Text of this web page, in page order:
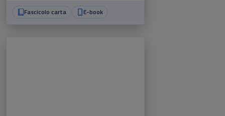
Fascicolo carta E-book